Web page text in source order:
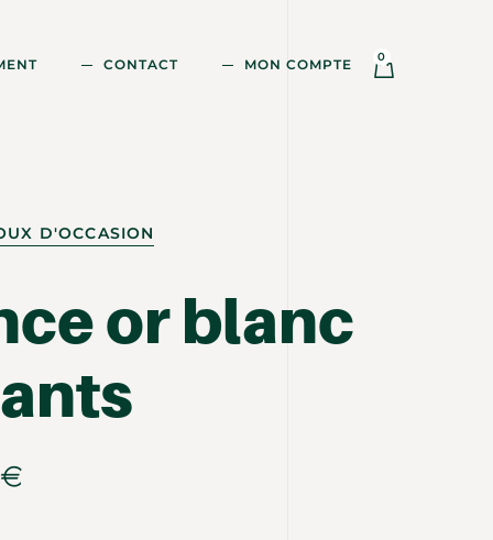
CONTACT MON COMPTE 0
D'OCCASION
or blanc
€